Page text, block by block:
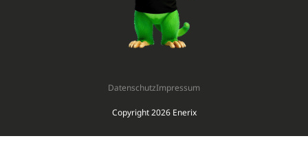
Copyright 2026 Enerix
DatenschutzImpressum